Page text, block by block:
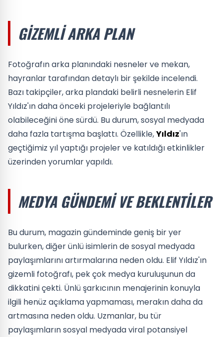
GIZEMLI ARKA PLAN
Fotoğrafın arka planındaki nesneler ve mekan,
hayranlar tarafından detaylı bir şekilde incelendi.
Bazı takipçiler, arka plandaki belirli nesnelerin Elif
Yıldız'ın daha önceki projeleriyle bağlantılı
olabileceğini öne sürdü. Bu durum, sosyal medyada
daha fazla tartışma başlattı. Özellikle,Yıldız'ın
geçtiğimiz yıl yaptığı projeler ve katıldığı etkinlikler
üzerinden yorumlar yapıldı.
MEDYA GÜNDEMI VE BEKLENTILER
Bu durum, magazin gündeminde geniş bir yer
bulurken, diğer ünlü isimlerin de sosyal medyada
paylaşımlarını artırmalarına neden oldu. Elif Yıldız'ın
gizemli fotoğrafı, pek çok medya kuruluşunun da
dikkatini çekti. Ünlü şarkıcının menajerinin konuyla
ilgili henüz açıklama yapmaması, merakın daha da
artmasına neden oldu. Uzmanlar, bu tür
paylaşımların sosyal medyada viral potansiyel